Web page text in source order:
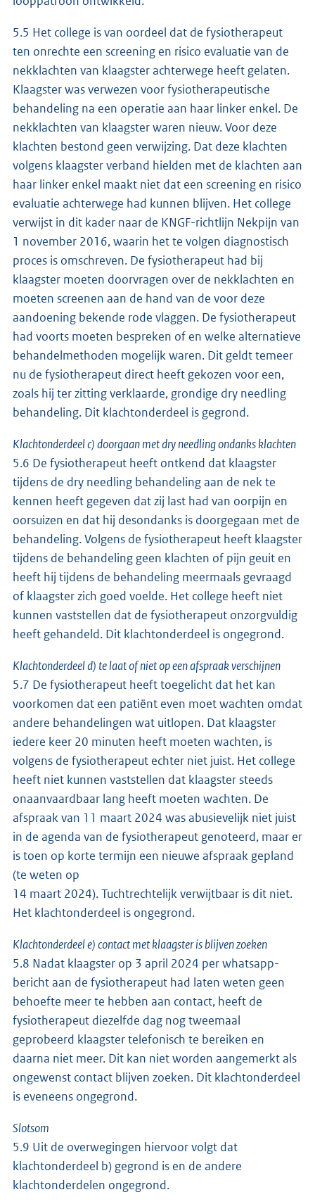
5.5 Het college is van oordeel dat de fysiotherapeut
ten onrechte een screening en risico evaluatie van de
nekklachten van klaagster achterwege heeft gelaten.
Klaagster was verwezen voor fysiotherapeutische
behandeling na een operatie aan haar linker enkel. De
nekklachten van klaagster waren nieuw. Voor deze
klachten bestond geen verwijzing. Dat deze klachten
volgens klaagster verband hielden met de klachten aan
haar linker enkel maakt niet dat een screening en risico
evaluatie achterwege had kunnen blijven. Het college
verwijst in dit kader naar de KNGF-richtlijn Nekpijn van
1 november 2016, waarin het te volgen diagnostisch
proces is omschreven. De fysiotherapeut had bij
klaagster moeten doorvragen over de nekklachten en
moeten screenen aan de hand van de voor deze
aandoening bekende rode vlaggen. De fysiotherapeut
had voorts moeten bespreken of en welke alternatieve
behandelmethoden mogelijk waren. Dit geldt temeer
nu de fysiotherapeut direct heeft gekozen voor een,
zoals hij ter zitting verklaarde, grondige dry needling
behandeling. Dit klachtonderdeel is gegrond.
Klachtonderdeel c) doorgaan met dry needling ondanks klachten
5.6 De fysiotherapeut heeft ontkend dat klaagster
tijdens de dry needling behandeling aan de nek te
kennen heeft gegeven dat zij last had van oorpijn en
oorsuizen en dat hij desondanks is doorgegaan met de
behandeling. Volgens de fysiotherapeut heeft klaagster
tijdens de behandeling geen klachten of pijn geuit en
heeft hij tijdens de behandeling meermaals gevraagd
of klaagster zich goed voelde. Het college heeft niet
kunnen vaststellen dat de fysiotherapeut onzorgvuldig
heeft gehandeld. Dit klachtonderdeel is ongegrond.
Klachtonderdeel d) te laat of niet op een afspraak verschijnen
5.7 De fysiotherapeut heeft toegelicht dat het kan
voorkomen dat een patiënt even moet wachten omdat
andere behandelingen wat uitlopen. Dat klaagster
iedere keer 20 minuten heeft moeten wachten, is
volgens de fysiotherapeut echter niet juist. Het college
heeft niet kunnen vaststellen dat klaagster steeds
onaanvaardbaar lang heeft moeten wachten. De
afspraak van 11 maart 2024 was abusievelijk niet juist
in de agenda van de fysiotherapeut genoteerd, maar er
is toen op korte termijn een nieuwe afspraak gepland
(te weten op
14 maart 2024). Tuchtrechtelijk verwijtbaar is dit niet.
Het klachtonderdeel is ongegrond.
Klachtonderdeel e) contact met klaagster is blijven zoeken
5.8 Nadat klaagster op 3 april 2024 per whatsapp-
bericht aan de fysiotherapeut had laten weten geen
behoefte meer te hebben aan contact, heeft de
fysiotherapeut diezelfde dag nog tweemaal
geprobeerd klaagster telefonisch te bereiken en
daarna niet meer. Dit kan niet worden aangemerkt als
ongewenst contact blijven zoeken. Dit klachtonderdeel
is eveneens ongegrond.
Slotsom
5.9 Uit de overwegingen hiervoor volgt dat
klachtonderdeel b) gegrond is en de andere
klachtonderdelen ongegrond.